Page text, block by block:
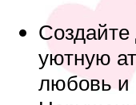
уютную
любовь и